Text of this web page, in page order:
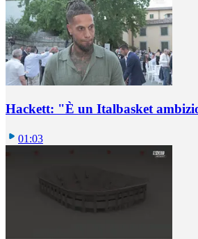
Hackett: "È un Italbasket
01:03